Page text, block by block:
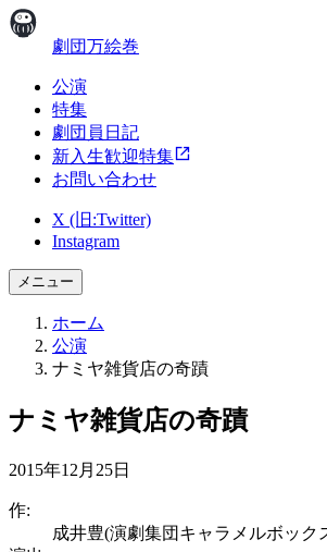
劇団万絵巻
公演
特集
劇団員日記
新入生歓迎特集
お問い合わせ
X (旧:Twitter)
Instagram
メニュー
ホーム
公演
ナミヤ雑貨店の奇蹟
ナミヤ雑貨店の奇蹟
2015年12月25日
作:
成井豊(演劇集団キャラメルボック